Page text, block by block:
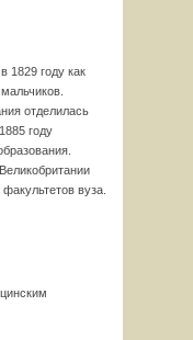
1829 году как
отделилась
году
вуза.